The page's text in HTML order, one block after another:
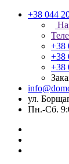
+38 044
+38
+38
+38
ул.
Пн.-Сб.